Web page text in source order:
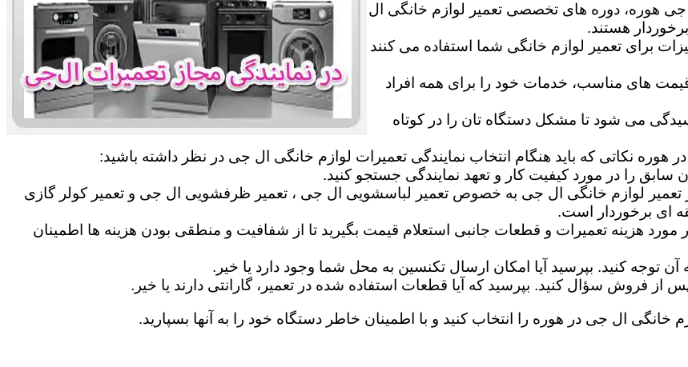
هوره، دوره های تخصصی تعمیر لوازم خانگی ال
هستند.
برای تعمیر لوازم خانگی شما استفاده می کنند
های مناسب، خدمات خود را برای همه افراد
می شود تا مشکل دستگاه تان را در کوتاه
هوره نکاتی که باید هنگام انتخاب نمایندگی تعمیرات لوازم خانگی ال جی در نظر داشته باشید:
سابق را در مورد کیفیت کار و تعهد نمایندگی جستجو کنید.
تعمیر لوازم خانگی ال جی به خصوص تعمیر لباسشویی ال جی ، تعمیر ظرفشویی ال جی و تعمیر کولر گازی
ای برخوردار است.
مورد هزینه تعمیرات و قطعات جانبی استعلام قیمت بگیرید تا از شفافیت و منطقی بودن هزینه ها اطمینان
کنید. بپرسید آیا امکان ارسال تکنسین به محل شما وجود دارد یا خیر.
فروش سؤال کنید. بپرسید که آیا قطعات استفاده شده در تعمیر، گارانتی دارند یا خیر.
خانگی ال جی در هوره را انتخاب کنید و با اطمینان خاطر دستگاه خود را به آنها بسپارید.